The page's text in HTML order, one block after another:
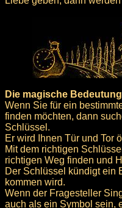
Die magische
Wenn Sie für ein
finden möchten, dann
Schlüssel.
Er wird Ihnen Tür und Tor
Mit dem richtigen
richtigen Weg finden und
Der Schlüssel kündigt ein
kommen wird.
Wenn der Fragesteller
auch als ein Symbol sein,